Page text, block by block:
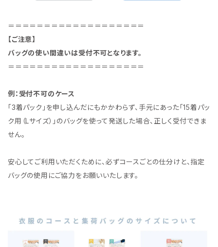
＝＝＝＝＝＝＝＝＝＝＝＝＝＝＝＝＝＝＝
【ご注意】
バッグの使い間違いは受付不可となります。
＝＝＝＝＝＝＝＝＝＝＝＝＝＝＝＝＝＝＝
例：受付不可のケース
「3着パック」を申し込んだにもかかわらず、手元にあった「15着パッ
ク用（Lサイズ）」のバッグを使って発送した場合、正しく受付できま
せん。
安心してご利用いただくために、必ずコースごとの仕分けと、指定
バッグの使用にご協力をお願いいたします。